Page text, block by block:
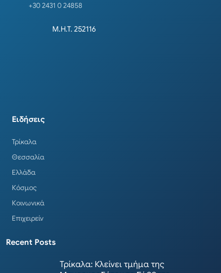
+30 2431 0 24858
Μ.Η.Τ. 252116
Ειδήσεις
Τρίκαλα
Θεσσαλία
Ελλάδα
Κόσμος
Κοινωνικά
Επιχειρείν
Recent Posts
Τρίκαλα: Κλείνει τμήμα της